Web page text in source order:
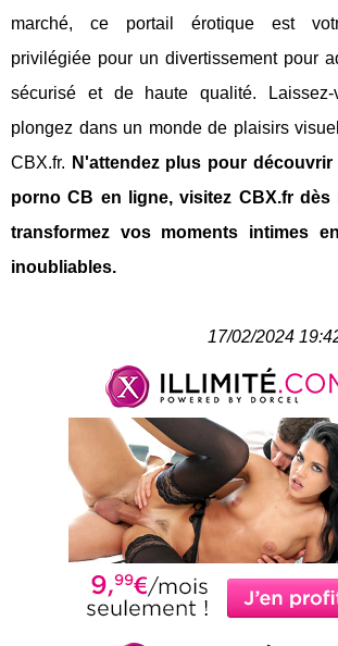
marché, ce portail érotique est
privilégiée pour un divertissement pour
sécurisé et de haute qualité.
plongez dans un monde de plaisirs
CBX.fr. N'attendez plus pour
porno CB en ligne, visitez CBX.fr dès
transformez vos moments intimes
inoubliables.
17/02/2024